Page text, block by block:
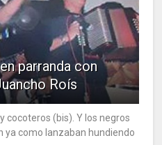
parranda con
Roís
cocoteros (bis). Y los negros
ya como lanzaban hundiendo